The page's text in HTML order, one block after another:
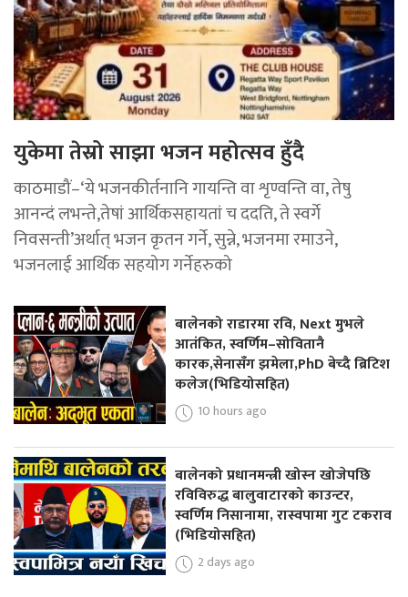
युकेमा तेस्रो साझा भजन महोत्सव हुँदै
काठमाडौं–‘ये भजनकीर्तनानि गायन्ति वा शृण्वन्ति वा, तेषु
आनन्दं लभन्ते,तेषां आर्थिकसहायतां च ददति, ते स्वर्गे
निवसन्ती’अर्थात् भजन कृतन गर्ने, सुन्ने, भजनमा रमाउने,
भजनलाई आर्थिक सहयोग गर्नेहरुको
बालेनको राडारमा रवि, Next मुभले
आतंकित, स्वर्णिम–सोवितानै
कारक,सेनासँग झमेला,PhD बेच्दै ब्रिटिश
कलेज(भिडियोसहित)
10 hours ago
बालेनको प्रधानमन्त्री खोस्न खोजेपछि
रविविरुद्ध बालुवाटारको काउन्टर,
स्वर्णिम निसानामा, रास्वपामा गुट टकराव
(भिडियोसहित)
2 days ago